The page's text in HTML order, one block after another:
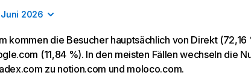
Juni 2026
kommen die Besucher hauptsächlich von Direkt (72,16
(11,84 %). In den meisten Fällen wechseln die
zu notion.com und moloco.com.